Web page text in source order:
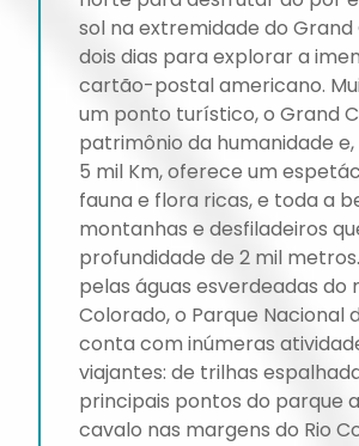
sol na extremidade do
dois dias para explorar a
cartão-postal americano.
um ponto turístico, o Grand
patrimônio da humanidade e,
5 mil Km, oferece um
fauna e flora ricas, e toda a
montanhas e desfiladeiros
profundidade de 2 mil
pelas águas esverdeadas do
Colorado, o Parque Nacional
conta com inúmeras
viajantes: de trilhas
principais pontos do parque
cavalo nas margens do Rio